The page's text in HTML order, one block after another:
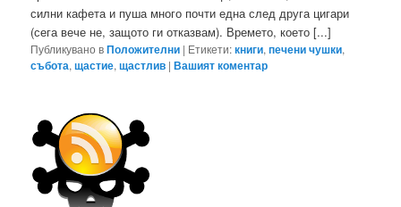
силни кафета и пуша много почти една след друга цигари
(сега вече не, защото ги отказвам). Времето, което [...]
Публикувано вПоложителни | Етикети:книги,печени чушки,
събота,щастие,щастлив |Вашият коментар